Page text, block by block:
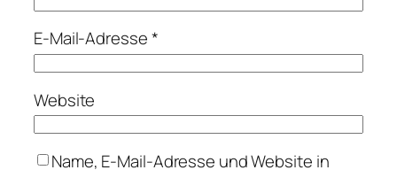
E-Mail-Adresse*
Website
Name, E-Mail-Adresse und Website in